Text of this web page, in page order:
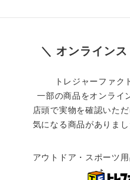
＼ オンライン
トレジャーファク
一部の商品をオンライ
店頭で実物を確認いた
気になる商品がありま
アウトドア・スポーツ